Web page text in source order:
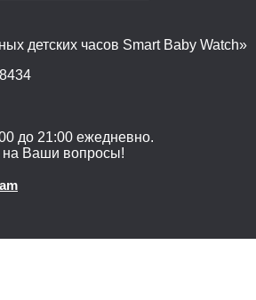
детских часов Smart Baby Watch»
до 21:00 ежедневно.
на Ваши вопросы!